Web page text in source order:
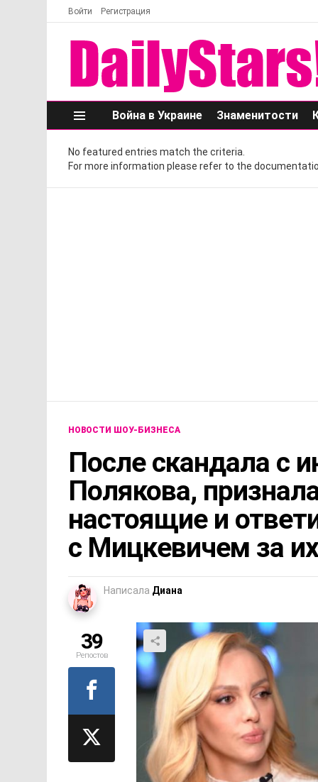
Войти Регистрация
Меню
Война в Украине Знаменитости
No featured entries match the criteria.
For more information please refer to the
НОВОСТИ ШОУ-БИЗНЕСА
После скандала с
Полякова,
настоящие и
с Мицкевичем за
Написала Диана
39
Репостов